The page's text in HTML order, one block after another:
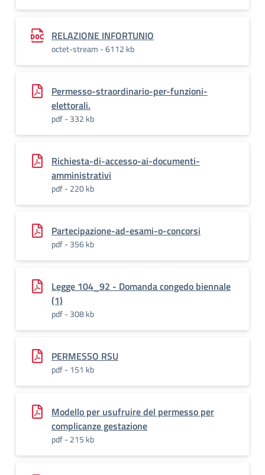
RELAZIONE INFORTUNIO
octet-stream - 6112 kb
Permesso-straordinario-per-funzioni-
elettorali.
pdf - 332 kb
Richiesta-di-accesso-ai-documenti-
amministrativi
pdf - 220 kb
Partecipazione-ad-esami-o-concorsi
pdf - 356 kb
Legge 104_92 - Domanda congedo biennale
(1)
pdf - 308 kb
PERMESSO RSU
pdf - 151 kb
Modello per usufruire del permesso per
complicanze gestazione
pdf - 215 kb